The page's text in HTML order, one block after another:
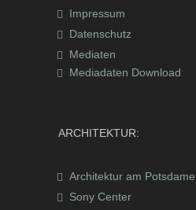
Impressum
Datenschutz
Mediaten
Mediadaten Download
ARCHITEKTUR:
Architektur am
Sony Center